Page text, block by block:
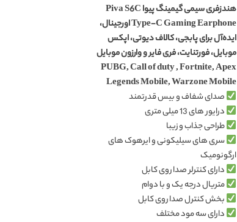
هندزفری سیمی گیمینگ پیوا Piva S6C
Type-C Gaming Earphone اورجینال،
ایده‌آل برای پابجی، کالاف دیوتی، اپکس
موبایل، فورتنایت، فری فایر و وارزون موبایل
PUBG, Call of duty , Fortnite, Apex
Legends Mobile, Warzone Mobile
صدای شفاف و بیس قدرتمند
درایور های 13 میلی متری
طراحی جذاب و زیبا
سری های سیلیکونی و ایرهوک های
ارگونومیک
دارای کنترلر صدا روی کابل
متریال درجه یک و با دوام
بخش کنترل صدا روی کابل
دارای سه مود مختلف